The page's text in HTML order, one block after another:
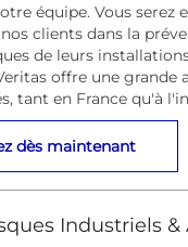
l
e
m
p
o
i
équipe. Vous serez
clients dans la
de leurs
offre une grande
tant en France qu'à
Risques
dès maintenant
Industriels &